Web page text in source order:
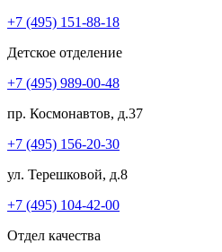
+7 (495) 151-88-18
Детское отделение
+7 (495) 989-00-48
пр. Космонавтов, д.37
+7 (495) 156-20-30
ул. Терешковой, д.8
+7 (495) 104-42-00
Отдел качества